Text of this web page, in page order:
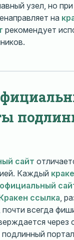
узел, но
на
рекомендует
сайт
Каждый
ссылка ,
всегда
через
подлинный